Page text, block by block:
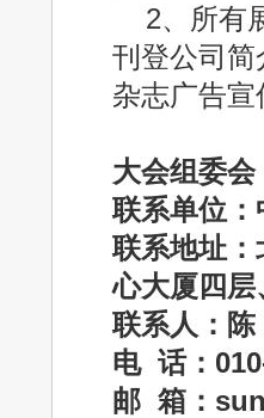
2、所有
刊登公司
杂志广告
大会组委会
联系单位
联系地址
心大厦四层
联系人：陈
电 话：
邮 箱：